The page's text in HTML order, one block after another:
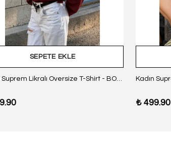
SEPETE EKLE
Kadın Suprem Likralı Oversize T-Shirt - BORDO
₺ 499.90